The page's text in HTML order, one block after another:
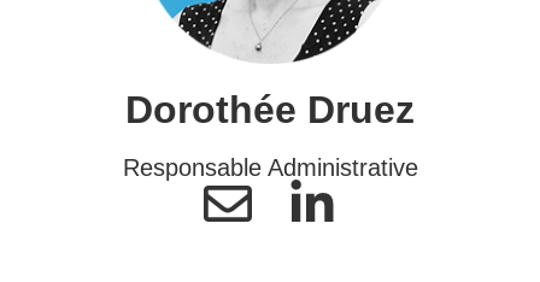
Dorothée Druez
Responsable Administrative